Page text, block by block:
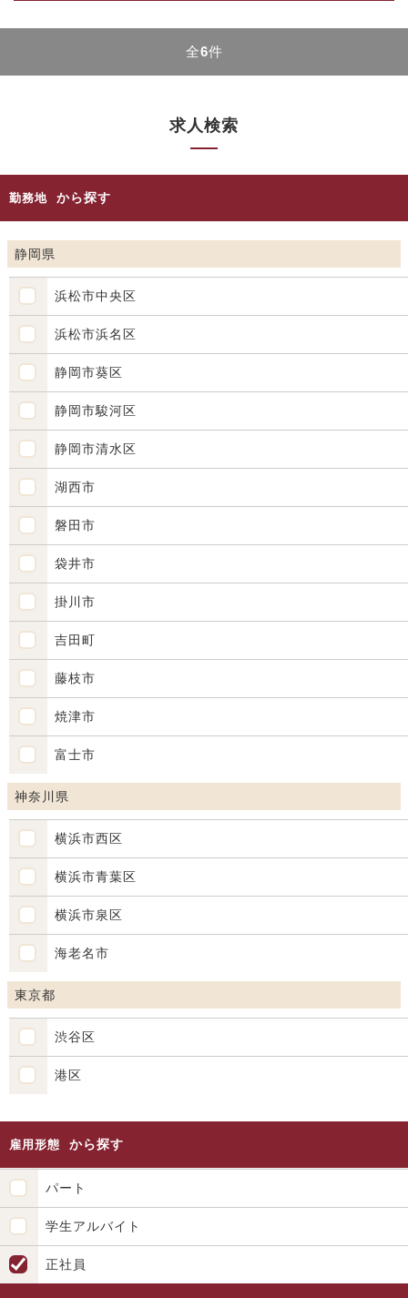
全6件
求人検索
勤務地 から探す
静岡県
浜松市中央区
浜松市浜名区
静岡市葵区
静岡市駿河区
静岡市清水区
湖西市
磐田市
袋井市
掛川市
吉田町
藤枝市
焼津市
富士市
神奈川県
横浜市西区
横浜市青葉区
横浜市泉区
海老名市
東京都
渋谷区
港区
雇用形態 から探す
パート
学生アルバイト
正社員